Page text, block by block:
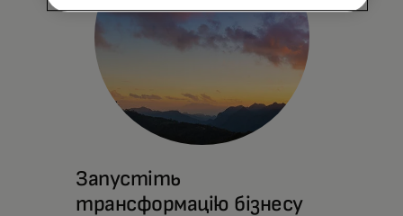
Запустіть
трансформацію бізнесу